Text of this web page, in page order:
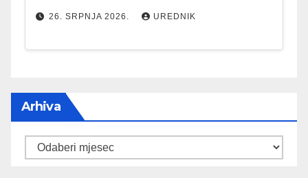
26. SRPNJA 2026. UREDNIK
Arhiva
Arhiva